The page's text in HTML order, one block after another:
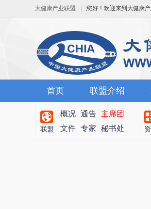
您好！欢迎来到大健康
大健康产业联盟
首页 联盟介绍
联盟
概况 通告
主席团
文件 专家 秘书处